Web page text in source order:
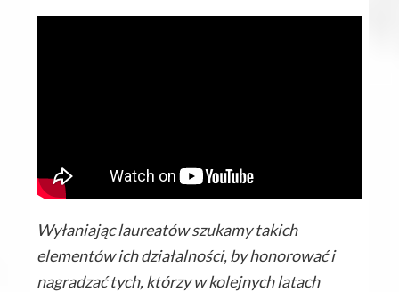
Wyłaniając laureatów szukamy takich
elementów ich działalności, by honorować i
nagradzać tych, którzy w kolejnych latach